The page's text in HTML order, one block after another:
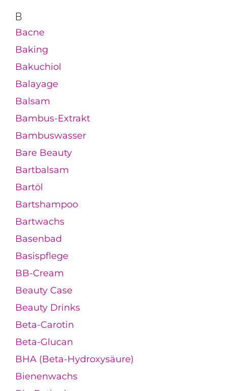
B
Bacne
Baking
Bakuchiol
Balayage
Balsam
Bambus-Extrakt
Bambuswasser
Bare Beauty
Bartbalsam
Bartöl
Bartshampoo
Bartwachs
Basenbad
Basispflege
BB-Cream
Beauty Case
Beauty Drinks
Beta-Carotin
Beta-Glucan
BHA (Beta-Hydroxysäure)
Bienenwachs